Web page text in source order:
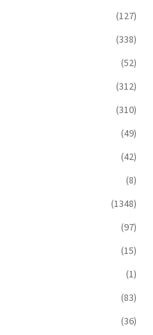
(127)
(338)
(52)
(312)
(310)
(49)
(42)
(8)
(1348)
(97)
(15)
(1)
(83)
(36)